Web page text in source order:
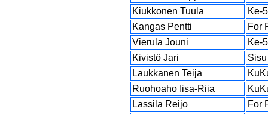
Kiukkonen Tuula
Ke-
Kangas Pentti
For
Vierula Jouni
Ke-
Kivistö Jari
Sisu
Laukkanen Teija
Ruohoaho Iisa-Riia
Lassila Reijo
For